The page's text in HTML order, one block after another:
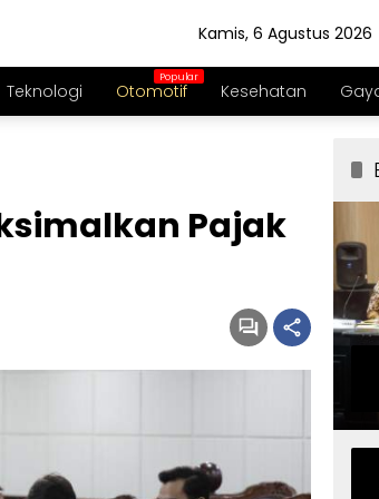
Kamis, 6 Agustus 2026
Teknologi Otomotif Kesehatan
Pajak